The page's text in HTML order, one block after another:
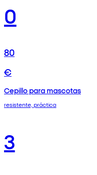
0
80
€
Cepillo para mascotas
resistente, práctica
3